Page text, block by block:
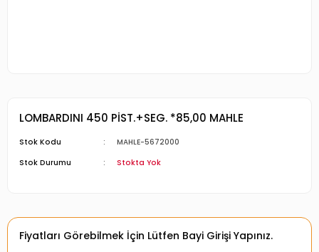
LOMBARDINI 450 PİST.+SEG. *85,00 MAHLE
Stok Kodu
MAHLE-5672000
Stok Durumu
Stokta Yok
Fiyatları Görebilmek İçin Lütfen Bayi Girişi Yapınız.